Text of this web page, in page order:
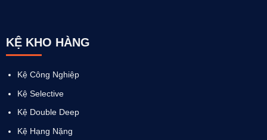
KỆ KHO HÀNG
Kệ Công Nghiệp
Kệ Selective
Kệ Double Deep
Kệ Hạng Nặng